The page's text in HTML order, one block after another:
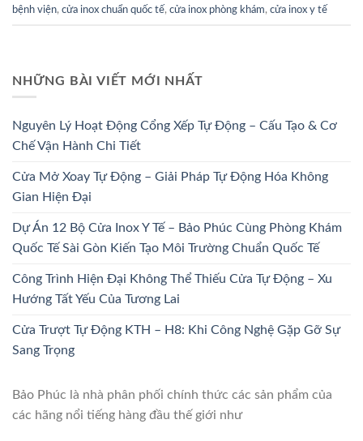
bệnh viện, cửa inox chuẩn quốc tế, cửa inox phòng khám, cửa inox y tế
NHỮNG BÀI VIẾT MỚI NHẤT
Nguyên Lý Hoạt Động Cổng Xếp Tự Động – Cấu Tạo & Cơ
Chế Vận Hành Chi Tiết
Cửa Mở Xoay Tự Động – Giải Pháp Tự Động Hóa Không
Gian Hiện Đại
Dự Án 12 Bộ Cửa Inox Y Tế – Bảo Phúc Cùng Phòng Khám
Quốc Tế Sài Gòn Kiến Tạo Môi Trường Chuẩn Quốc Tế
Công Trình Hiện Đại Không Thể Thiếu Cửa Tự Động – Xu
Hướng Tất Yếu Của Tương Lai
Cửa Trượt Tự Động KTH – H8: Khi Công Nghệ Gặp Gỡ Sự
Sang Trọng
Bảo Phúc là nhà phân phối chính thức các sản phẩm của
các hãng nổi tiếng hàng đầu thế giới như